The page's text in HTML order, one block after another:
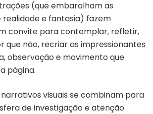
(que embaralham as
e fantasia) fazem
convite para contemplar, refletir,
que não, recriar as impressionantes
observação e movimento que
página.
visuais se combinam para
de investigação e atenção